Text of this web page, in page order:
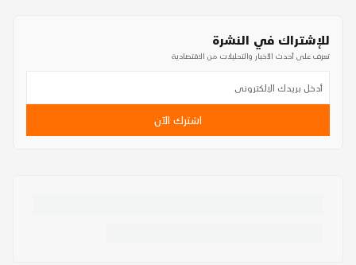
للإشتراك في النشرة
تعرف على أحدث الأخبار والتحليلات من الاقتصادية
اشترك الآن